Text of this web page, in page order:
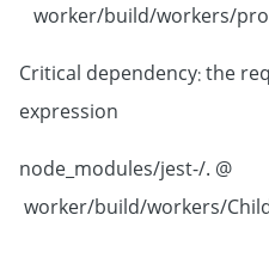
worker/build/workers/
Critical dependency: the
expression
@ ./node_modules/jest-
worker/build/workers/ChildProcessWorker.js 142:6-39